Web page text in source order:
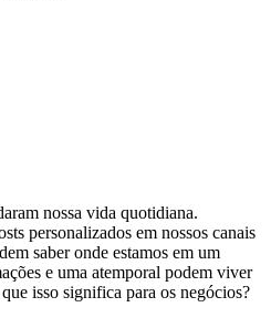
nossa vida quotidiana.
personalizados em nossos canais
saber onde estamos em um
e uma atemporal podem viver
isso significa para os negócios?